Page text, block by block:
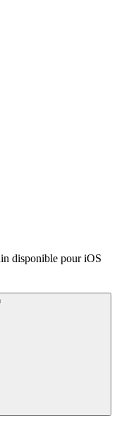
disponible pour iOS